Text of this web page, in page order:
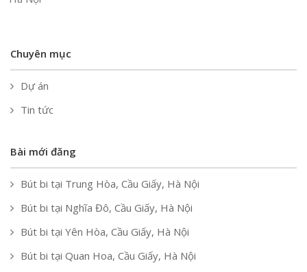
Chuyên mục
Dự án
Tin tức
Bài mới đăng
Bút bi tại Trung Hòa, Cầu Giấy, Hà Nội
Bút bi tại Nghĩa Đô, Cầu Giấy, Hà Nội
Bút bi tại Yên Hòa, Cầu Giấy, Hà Nội
Bút bi tại Quan Hoa, Cầu Giấy, Hà Nội